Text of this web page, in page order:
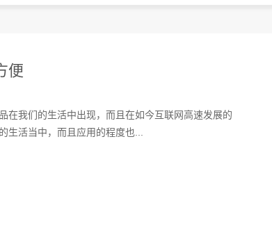
便
在我们的生活中出现，而且在如今互联网高速发展的
生活当中，而且应用的程度也...